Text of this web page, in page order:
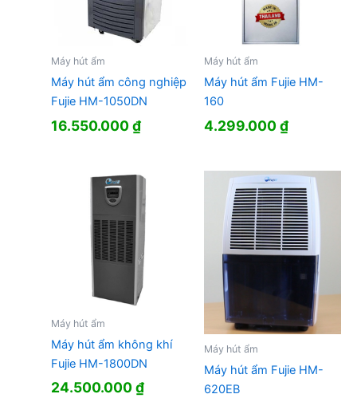
Máy hút ẩm
Máy hút ẩm công nghiệp
Fujie HM-1050DN
16.550.000₫
Máy hút ẩm
Máy hút ẩm Fujie HM-
160
4.299.000₫
Máy hút ẩm
Máy hút ẩm không khí
Fujie HM-1800DN
24.500.000₫
Máy hút ẩm
Máy hút ẩm Fujie HM-
620EB